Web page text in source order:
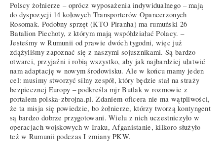
Polscy żołnierze – oprócz wyposażenia indywidualnego – mają
do dyspozycji 14 kołowych Transporterów Opancerzonych
Rosomak. Podobny sprzęt (KTO Piranha) ma rumuński 26
Batalion Piechoty, z którym mają współdziałać Polacy. –
Jesteśmy w Rumunii od prawie dwóch tygodni, więc już
zdążyliśmy zapoznać się z naszymi sojusznikami. Są bardzo
otwarci, przyjaźni i robią wszystko, aby jak najbardziej ułatwić
nam adaptację w nowym środowisku. Ale w końcu mamy jeden
cel: musimy stworzyć silny zespół, który będzie stał na straży
bezpiecznej Europy – podkreśla mjr Butlak w rozmowie z
portalem polska-zbrojna.pl. Zdaniem oficera nie ma wątpliwości,
że ta misja się powiedzie, bo żołnierze, którzy tworzą kontyngent
są bardzo dobrze przygotowani. Wielu z nich uczestniczyło w
operacjach wojskowych w Iraku, Afganistanie, kilkoro służyło
też w Rumunii podczas I zmiany PKW.